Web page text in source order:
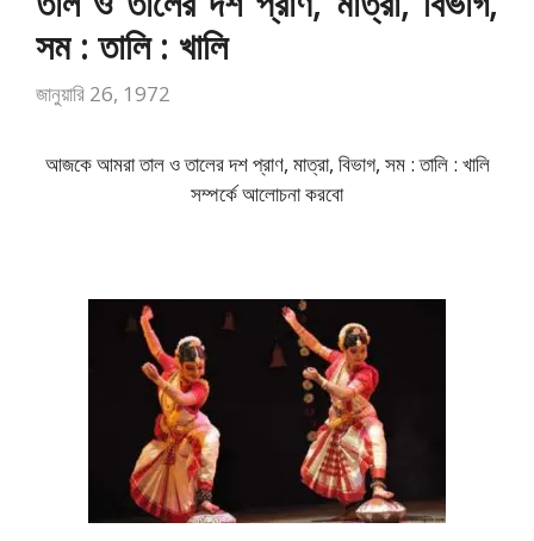
সম : তালি : খালি
জানুয়ারি 26, 1972
আজকে আমরা তাল ও তালের দশ প্রাণ, মাত্রা, বিভাগ, সম : তালি : খালি
সম্পর্কে আলোচনা করবো